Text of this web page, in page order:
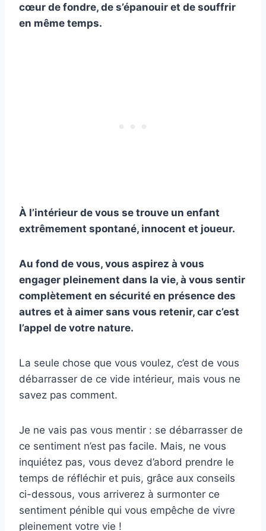
cœur de fondre, de s’épanouir et de souffrir
en même temps.
À l’intérieur de vous se trouve un enfant
extrêmement spontané, innocent et joueur.
Au fond de vous, vous aspirez à vous
engager pleinement dans la vie, à vous sentir
complètement en sécurité en présence des
autres et à aimer sans vous retenir, car c’est
l’appel de votre nature.
La seule chose que vous voulez, c’est de vous
débarrasser de ce vide intérieur, mais vous ne
savez pas comment.
Je ne vais pas vous mentir : se débarrasser de
ce sentiment n’est pas facile. Mais, ne vous
inquiétez pas, vous devez d’abord prendre le
temps de réfléchir et puis, grâce aux conseils
ci-dessous, vous arriverez à surmonter ce
sentiment pénible qui vous empêche de vivre
pleinement votre vie !